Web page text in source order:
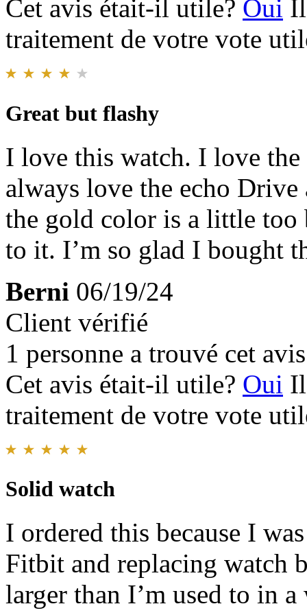
Cet avis était-il utile? Oui
traitement de votre vote
Great but flashy
I love this watch. I love
always love the echo Drive
the gold color is a little
to it. I’m so glad I bought
Berni 06/19/24
Client vérifié
1 personne a trouvé cet
Cet avis était-il utile? Oui
traitement de votre vote
Solid watch
I ordered this because I
Fitbit and replacing watch
larger than I’m used to in a